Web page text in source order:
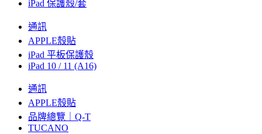
iPad 保護殼/套
通訊
APPLE殼貼
iPad 平板保護殼
iPad 10 / 11 (A16)
通訊
APPLE殼貼
品牌總覽｜Q-T
TUCANO